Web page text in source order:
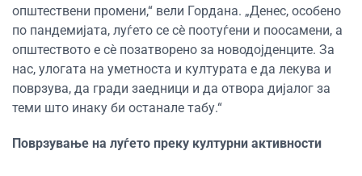
општествени промени,“ вели Гордана. „Денес, особено
по пандемијата, луѓето се сè поотуѓени и поосамени, а
општеството е сè позатворено за новодојденците. За
нас, улогата на уметноста и културата е да лекува и
поврзува, да гради заедници и да отвора дијалог за
теми што инаку би останале табу.“
Поврзување на луѓето преку културни активности